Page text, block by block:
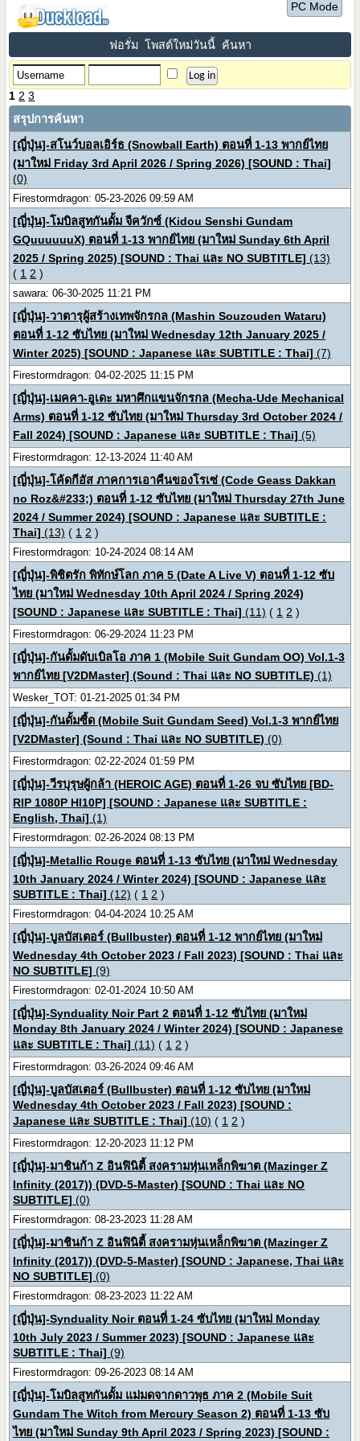
PC Mode
ฟอรั่ม โพสต์ใหม่วันนี้ ค้นหา
1 2 3
สรุปการค้นหา
[ญี่ปุ่น]-สโนว์บอลเอิร์ธ (Snowball Earth) ตอนที่ 1-13 พากย์ไทย
(มาใหม่ Friday 3rd April 2026 / Spring 2026) [SOUND : Thai]
(0)
Firestormdragon: 05-23-2026 09:59 AM
[ญี่ปุ่น]-โมบิลสูทกันดั้ม จีควักซ์ (Kidou Senshi Gundam
GQuuuuuuX) ตอนที่ 1-13 พากย์ไทย (มาใหม่ Sunday 6th April
2025 / Spring 2025) [SOUND : Thai และ NO SUBTITLE] (13)
( 1 2 )
sawara: 06-30-2025 11:21 PM
[ญี่ปุ่น]-วาตารุผู้สร้างเทพจักรกล (Mashin Souzouden Wataru)
ตอนที่ 1-12 ซับไทย (มาใหม่ Wednesday 12th January 2025 /
Winter 2025) [SOUND : Japanese และ SUBTITLE : Thai] (7)
Firestormdragon: 04-02-2025 11:15 PM
[ญี่ปุ่น]-เมคคา-อูเดะ มหาศึกแขนจักรกล (Mecha-Ude Mechanical
Arms) ตอนที่ 1-12 ซับไทย (มาใหม่ Thursday 3rd October 2024 /
Fall 2024) [SOUND : Japanese และ SUBTITLE : Thai] (5)
Firestormdragon: 12-13-2024 11:40 AM
[ญี่ปุ่น]-โค้ดกีอัส ภาคการเอาคืนของโรเซ่ (Code Geass Dakkan
no Roz&#233;) ตอนที่ 1-12 ซับไทย (มาใหม่ Thursday 27th June
2024 / Summer 2024) [SOUND : Japanese และ SUBTITLE :
Thai] (13) ( 1 2 )
Firestormdragon: 10-24-2024 08:14 AM
[ญี่ปุ่น]-พิชิตรัก พิทักษ์โลก ภาค 5 (Date A Live V) ตอนที่ 1-12 ซับ
ไทย (มาใหม่ Wednesday 10th April 2024 / Spring 2024)
[SOUND : Japanese และ SUBTITLE : Thai] (11) ( 1 2 )
Firestormdragon: 06-29-2024 11:23 PM
[ญี่ปุ่น]-กันดั้มดับเบิลโอ ภาค 1 (Mobile Suit Gundam OO) Vol.1-3
พากย์ไทย [V2DMaster] (Sound : Thai และ NO SUBTITLE) (1)
Wesker_TOT: 01-21-2025 01:34 PM
[ญี่ปุ่น]-กันดั้มซี้ด (Mobile Suit Gundam Seed) Vol.1-3 พากย์ไทย
[V2DMaster] (Sound : Thai และ NO SUBTITLE) (0)
Firestormdragon: 02-22-2024 01:59 PM
[ญี่ปุ่น]-วีรบุรุษผู้กล้า (HEROIC AGE) ตอนที่ 1-26 จบ ซับไทย [BD-
RIP 1080P HI10P] [SOUND : Japanese และ SUBTITLE :
English, Thai] (1)
Firestormdragon: 02-26-2024 08:13 PM
[ญี่ปุ่น]-Metallic Rouge ตอนที่ 1-13 ซับไทย (มาใหม่ Wednesday
10th January 2024 / Winter 2024) [SOUND : Japanese และ
SUBTITLE : Thai] (12) ( 1 2 )
Firestormdragon: 04-04-2024 10:25 AM
[ญี่ปุ่น]-บูลบัสเตอร์ (Bullbuster) ตอนที่ 1-12 พากย์ไทย (มาใหม่
Wednesday 4th October 2023 / Fall 2023) [SOUND : Thai และ
NO SUBTITLE] (9)
Firestormdragon: 02-01-2024 10:50 AM
[ญี่ปุ่น]-Synduality Noir Part 2 ตอนที่ 1-12 ซับไทย (มาใหม่
Monday 8th January 2024 / Winter 2024) [SOUND : Japanese
และ SUBTITLE : Thai] (11) ( 1 2 )
Firestormdragon: 03-26-2024 09:46 AM
[ญี่ปุ่น]-บูลบัสเตอร์ (Bullbuster) ตอนที่ 1-12 ซับไทย (มาใหม่
Wednesday 4th October 2023 / Fall 2023) [SOUND :
Japanese และ SUBTITLE : Thai] (10) ( 1 2 )
Firestormdragon: 12-20-2023 11:12 PM
[ญี่ปุ่น]-มาชินก้า Z อินฟินิตี้ สงครามหุ่นเหล็กพิฆาต (Mazinger Z
Infinity (2017)) (DVD-5-Master) [SOUND : Thai และ NO
SUBTITLE] (0)
Firestormdragon: 08-23-2023 11:28 AM
[ญี่ปุ่น]-มาชินก้า Z อินฟินิตี้ สงครามหุ่นเหล็กพิฆาต (Mazinger Z
Infinity (2017)) (DVD-5-Master) [SOUND : Japanese, Thai และ
NO SUBTITLE] (0)
Firestormdragon: 08-23-2023 11:22 AM
[ญี่ปุ่น]-Synduality Noir ตอนที่ 1-24 ซับไทย (มาใหม่ Monday
10th July 2023 / Summer 2023) [SOUND : Japanese และ
SUBTITLE : Thai] (9)
Firestormdragon: 09-26-2023 08:14 AM
[ญี่ปุ่น]-โมบิลสูทกันดั้ม แม่มดจากดาวพุธ ภาค 2 (Mobile Suit
Gundam The Witch from Mercury Season 2) ตอนที่ 1-13 ซับ
ไทย (มาใหม่ Sunday 9th April 2023 / Spring 2023) [SOUND :